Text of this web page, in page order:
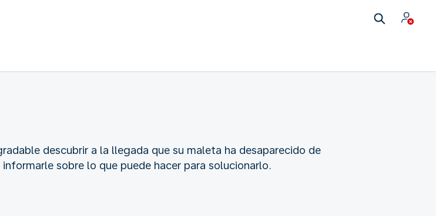
descubrir a la llegada que su maleta ha desaparecido de
sobre lo que puede hacer para solucionarlo.